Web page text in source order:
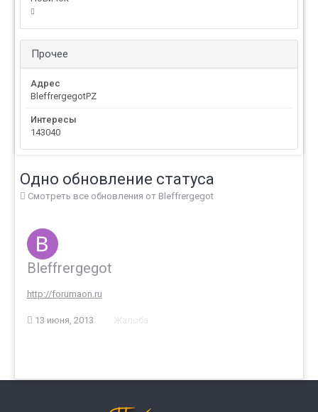
Прочее
Адрес
BleffrergegotPZ
Интересы
143040
Одно обновление статуса
Смотреть все обновления от Bleffrergegot
Bleffrergegot
http://forumaon.ru
13 июня, 2013 Жалоба